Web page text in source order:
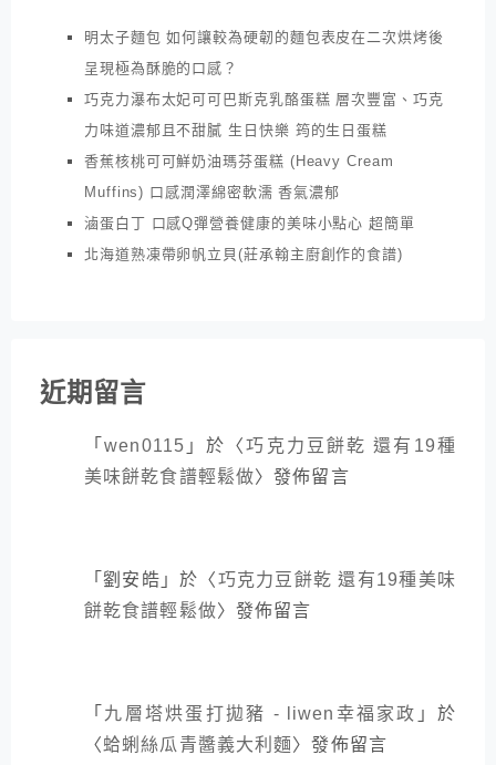
明太子麵包 如何讓較為硬韌的麵包表皮在二次烘烤後
呈現極為酥脆的口感？
巧克力瀑布太妃可可巴斯克乳酪蛋糕 層次豐富、巧克
力味道濃郁且不甜膩 生日快樂 筠的生日蛋糕
香蕉核桃可可鮮奶油瑪芬蛋糕 (Heavy Cream
Muffins) 口感潤澤綿密軟濡 香氣濃郁
滷蛋白丁 口感Q彈營養健康的美味小點心 超簡單
北海道熟凍帶卵帆立貝(莊承翰主廚創作的食譜)
近期留言
「wen0115 」於〈巧克力豆餅乾 還有19種
美味餅乾食譜輕鬆做〉發佈留言
「劉安皓 」於〈巧克力豆餅乾 還有19種美味
餅乾食譜輕鬆做〉發佈留言
「 九層塔烘蛋打拋豬 - liwen幸福家政 」於
〈蛤蜊絲瓜青醬義大利麵〉發佈留言